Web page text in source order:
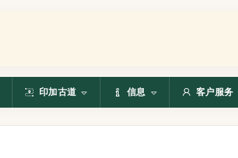
印加古道 信息 客户服务